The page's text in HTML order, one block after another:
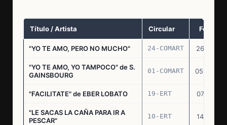
Título / Artista Circular Fecha
"YO TE AMO, PERO NO MUCHO" 24-COMART 26.11.69
"YO TE AMO, YO TAMPOCO" de S.
GAINSBOURG
01-COMART 05.02.70
"FACILITATE" de EBER LOBATO 19-ERT 07.10.70
"LE SACAS LA CAÑA PARA IR A
PESCAR"
10-ERT 14.07.71